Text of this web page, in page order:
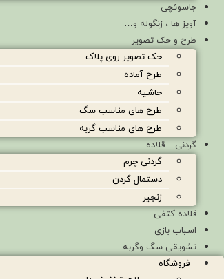
جاسوئچی
آویز ها ، زنگوله و…
طرح و حک تصویر
حک تصویر روی پلاک
طرح آماده
حاشیه
طرح های مناسب سگ
طرح های مناسب گربه
گردنی – قلاده
گردنی چرم
دستمال گردن
زنجیر
قلاده کتفی
اسباب بازی
تشویقی سگ وگربه
فروشگاه